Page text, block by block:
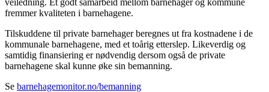
veiledning. Et godt samarbeid mellom barnehager og kommune
fremmer kvaliteten i barnehagene.
Tilskuddene til private barnehager beregnes ut fra kostnadene i de
kommunale barnehagene, med et toårig etterslep. Likeverdig og
samtidig finansiering er nødvendig dersom også de private
barnehagene skal kunne øke sin bemanning.
Se barnehagemonitor.no/bemanning